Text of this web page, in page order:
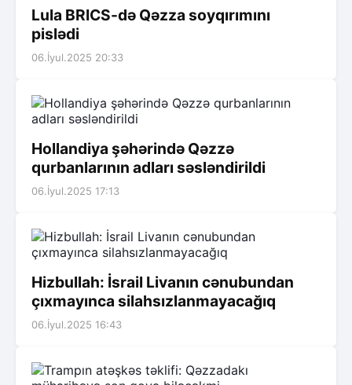
Lula BRICS-də Qəzza soyqırımını
pislədi
06.İyul.2025 20:33
Hollandiya şəhərində Qəzzə
qurbanlarının adları səsləndirildi
06.İyul.2025 17:13
Hizbullah: İsrail Livanın cənubundan
çıxmayınca silahsızlanmayacağıq
06.İyul.2025 16:43